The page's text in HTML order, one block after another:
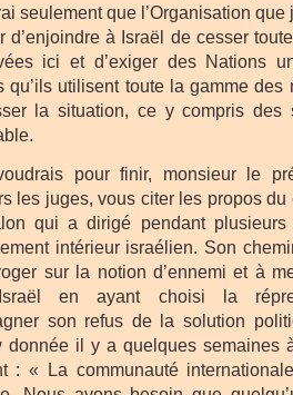
seulement que l’Organisation
d’enjoindre à Israël de cesser
ici et d’exiger des Nations
qu’ils utilisent toute la gamme des
la situation, ce y compris des
pour finir, monsieur le
les juges, vous citer les propos
qui a dirigé pendant
intérieur israélien. Son
sur la notion d’ennemi et à
en ayant choisi la
son refus de la solution
donnée il y a quelques semaines
: « La communauté